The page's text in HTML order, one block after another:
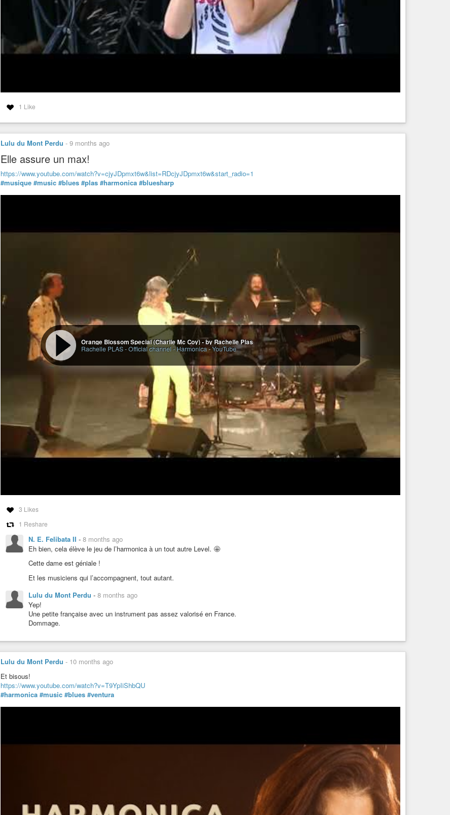
1 Like
Lulu du Mont Perdu - 9 months ago
Elle assure un max!
https://www.youtube.com/watch?v=cjyJDpmxt6w&list=RDcjyJDpmxt6w&start_radio=1
#musique #music #blues #plas #harmonica #bluesharp
Orange Blossom Special (Charlie Mc Coy) - by Rachelle Plas
Rachelle PLAS - Official channel - Harmonica-YouTube
3 Likes
1 Reshare
N. E. Felibata II - 8 months ago
Eh bien, cela élève le jeu de l’harmonica à un tout autre Level. 🤩
Cette dame est géniale !
Et les musiciens qui l’accompagnent, tout autant.
Lulu du Mont Perdu - 8 months ago
Yep!
Une petite française avec un instrument pas assez valorisé en France.
Dommage.
Lulu du Mont Perdu - 10 months ago
Et bisous!
https://www.youtube.com/watch?v=T9YpIiShbQU
#harmonica #music #blues #ventura